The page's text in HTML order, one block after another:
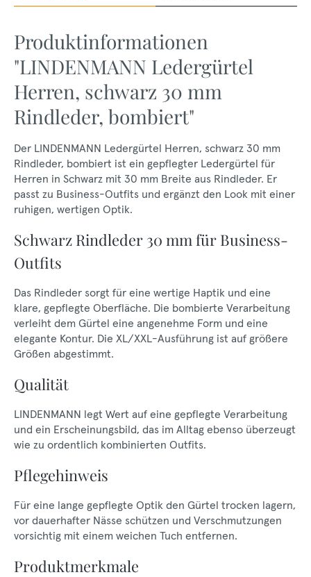
Produktinformationen
"LINDENMANN Ledergürtel
Herren, schwarz 30 mm
Rindleder, bombiert"
Der LINDENMANN Ledergürtel Herren, schwarz 30 mm
Rindleder, bombiert ist ein gepflegter Ledergürtel für
Herren in Schwarz mit 30 mm Breite aus Rindleder. Er
passt zu Business-Outfits und ergänzt den Look mit einer
ruhigen, wertigen Optik.
Schwarz Rindleder 30 mm für Business-
Outfits
Das Rindleder sorgt für eine wertige Haptik und eine
klare, gepflegte Oberfläche. Die bombierte Verarbeitung
verleiht dem Gürtel eine angenehme Form und eine
elegante Kontur. Die XL/XXL-Ausführung ist auf größere
Größen abgestimmt.
Qualität
LINDENMANN legt Wert auf eine gepflegte Verarbeitung
und ein Erscheinungsbild, das im Alltag ebenso überzeugt
wie zu ordentlich kombinierten Outfits.
Pflegehinweis
Für eine lange gepflegte Optik den Gürtel trocken lagern,
vor dauerhafter Nässe schützen und Verschmutzungen
vorsichtig mit einem weichen Tuch entfernen.
Produktmerkmale